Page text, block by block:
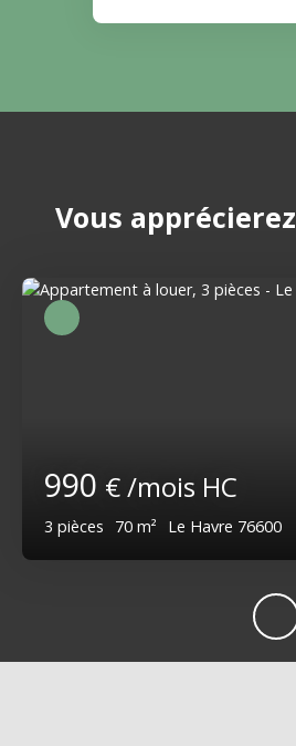
Vous apprécierez
990 € /mois HC
3 pièces 70 m² Le Havre 76600